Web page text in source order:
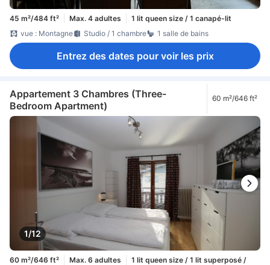
45 m²/484 ft² Max. 4 adultes
1 lit queen size / 1 canapé-lit
vue : Montagne
Studio / 1 chambre 1 salle de bains
Entrez des dates pour voir les prix
Appartement 3 Chambres (Three-
Bedroom Apartment)
60 m²/646 ft²
1/12
60 m²/646 ft² Max. 6 adultes
1 lit queen size / 1 lit superposé /